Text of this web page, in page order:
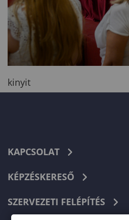
kinyit
KAPCSOLAT
KÉPZÉSKERESŐ
SZERVEZETI FELÉPÍTÉS